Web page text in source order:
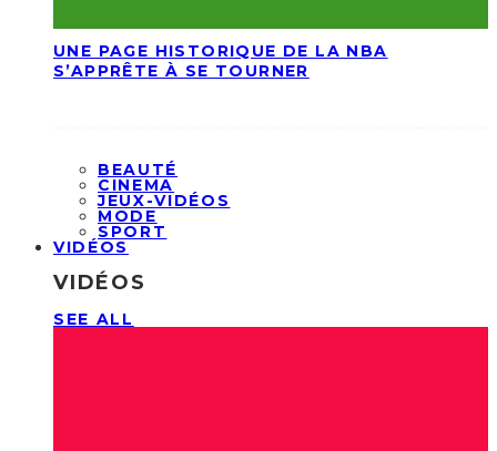
UNE PAGE HISTORIQUE DE LA NBA
S’APPRÊTE À SE TOURNER
BEAUTÉ
CINEMA
JEUX-VIDÉOS
MODE
SPORT
VIDÉOS
VIDÉOS
SEE ALL